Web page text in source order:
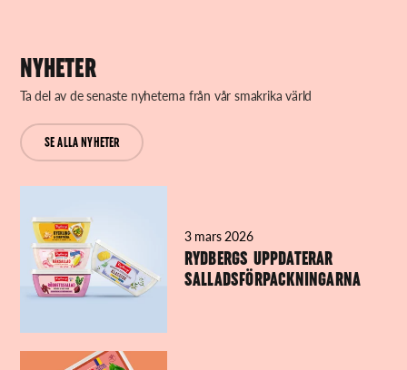
NYHETER
Ta del av de senaste nyheterna från vår smakrika värld
SE ALLA NYHETER
3 mars 2026
RYDBERGS UPPDATERAR
SALLADSFÖRPACKNINGARNA